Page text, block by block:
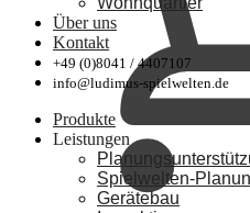
Über uns
Kontakt
+49 (0)8041 / 4407107
info@ludimus-spielwelten.de
Produkte
Leistungen
Spielwelten-
Gerätebau